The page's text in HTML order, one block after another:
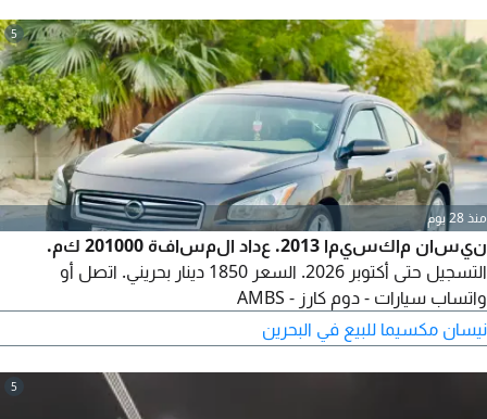
5
منذ 28 يوم
نيسان ماكسيما 2013. عداد المسافة 201000 كم.
التسجيل حتى أكتوبر 2026. السعر 1850 دينار بحريني. اتصل أو
واتساب سيارات - دوم كارز - AMBS
نيسان مكسيما للبيع في البحرين
5